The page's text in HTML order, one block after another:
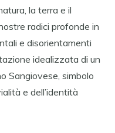
la terra e il
radici profonde in
e disorientamenti
idealizzata di un
Sangiovese, simbolo
e dell’identità